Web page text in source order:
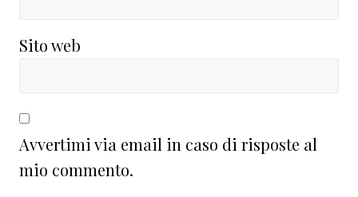
Sito web
Avvertimi via email in caso di risposte al
mio commento.